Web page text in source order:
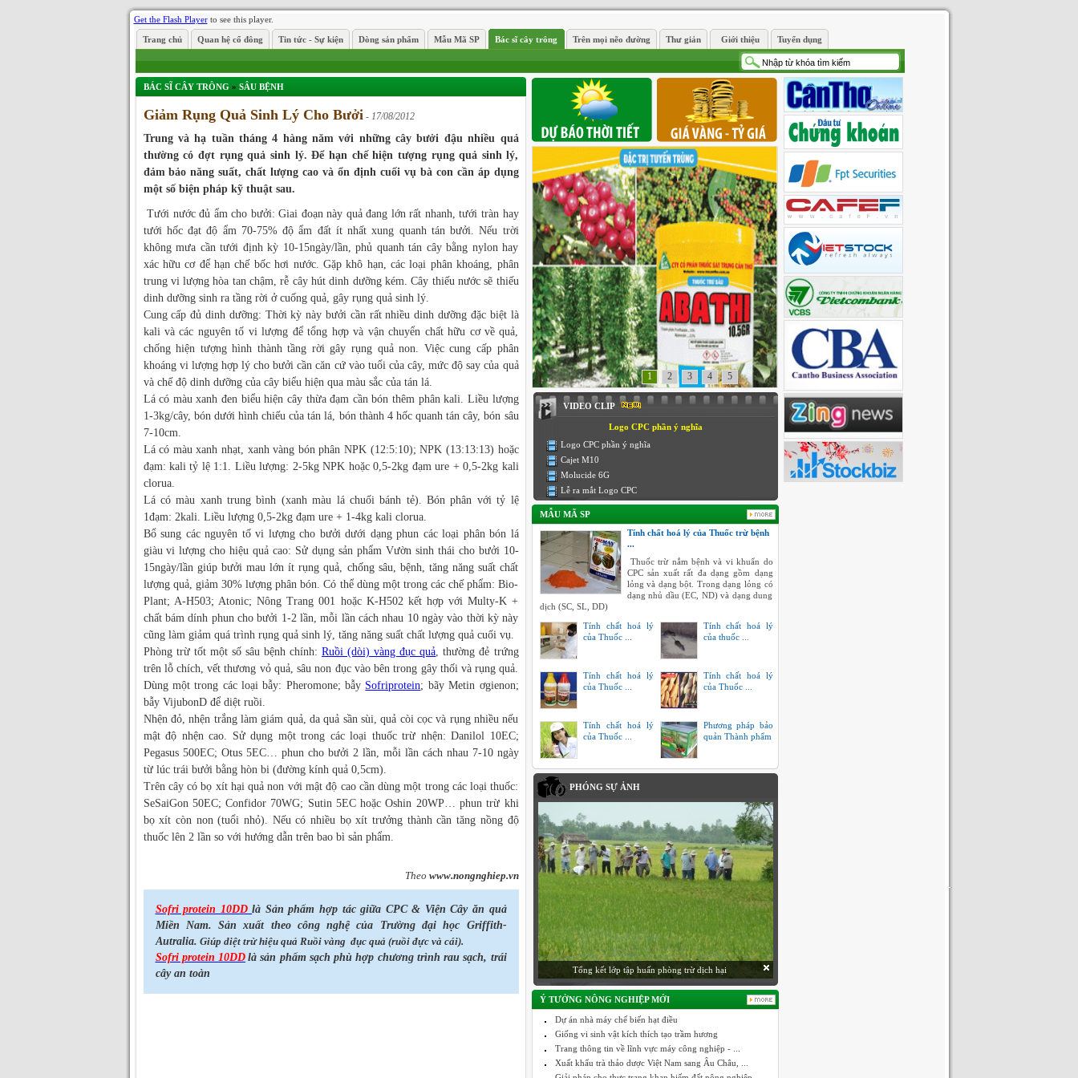
Get the Flash Playerto see this player.
Trang chủ Quan hệ cổ đông Tin tức - Sự kiện Dòng sản phẩm Mẫu Mã SP Bác sĩ cây trông Trên mọi nẽo đường Thư giản Giới thiệu Tuyển dụng
BÁC SĨ CÂY TRÔNG » SÂU BỆNH
Giảm Rụng Quả Sinh Lý Cho Bưởi- 17/08/2012
Trung và hạ tuần tháng 4 hàng năm với những cây bưởi đậu nhiều quả
thường có đợt rụng quả sinh lý. Để hạn chế hiện tượng rụng quả sinh lý,
đảm bảo năng suất, chất lượng cao và ổn định cuối vụ bà con cần áp dụng
một số biện pháp kỹ thuật sau.
Tưới nước đủ ẩm cho bưởi: Giai đoạn này quả đang lớn rất nhanh, tưới tràn hay
tưới hốc đạt độ ẩm 70-75% độ ẩm đất ít nhất xung quanh tán bưởi. Nếu trời
không mưa cần tưới định kỳ 10-15ngày/lần, phủ quanh tán cây bằng nylon hay
xác hữu cơ để hạn chế bốc hơi nước. Gặp khô hạn, các loại phân khoáng, phân
trung vi lượng hòa tan chậm, rễ cây hút dinh dưỡng kém. Cây thiếu nước sẽ thiếu
dinh dưỡng sinh ra tầng rời ở cuống quả, gây rụng quả sinh lý.
Cung cấp đủ dinh dưỡng: Thời kỳ này bưởi cần rất nhiều dinh dưỡng đặc biệt là
kali và các nguyên tố vi lượng để tổng hợp và vận chuyển chất hữu cơ về quả,
chống hiện tượng hình thành tầng rời gây rụng quả non. Việc cung cấp phân
khoáng vi lượng hợp lý cho bưởi cần căn cứ vào tuổi của cây, mức độ say của quả
và chế độ dinh dưỡng của cây biểu hiện qua màu sắc của tán lá.
Lá có màu xanh đen biểu hiện cây thừa đạm cần bón thêm phân kali. Liều lượng
1-3kg/cây, bón dưới hình chiếu của tán lá, bón thành 4 hốc quanh tán cây, bón sâu
7-10cm.
Lá có màu xanh nhạt, xanh vàng bón phân NPK (12:5:10); NPK (13:13:13) hoặc
đạm: kali tỷ lệ 1:1. Liều lượng: 2-5kg NPK hoặc 0,5-2kg đạm ure + 0,5-2kg kali
clorua.
Lá có màu xanh trung bình (xanh màu lá chuối bánh tẻ). Bón phân với tỷ lệ
1đạm: 2kali. Liều lượng 0,5-2kg đạm ure + 1-4kg kali clorua.
Bổ sung các nguyên tố vi lượng cho bưởi dưới dạng phun các loại phân bón lá
giàu vi lượng cho hiệu quả cao: Sử dụng sản phẩm Vườn sinh thái cho bưởi 10-
15ngày/lần giúp bưởi mau lớn ít rụng quả, chống sâu, bệnh, tăng năng suất chất
lượng quả, giảm 30% lượng phân bón. Có thể dùng một trong các chế phẩm: Bio-
Plant; A-H503; Atonic; Nông Trang 001 hoặc K-H502 kết hợp với Multy-K +
chất bám dính phun cho bưởi 1-2 lần, mỗi lần cách nhau 10 ngày vào thời kỳ này
cũng làm giảm quá trình rụng quả sinh lý, tăng năng suất chất lượng quả cuối vụ.
Phòng trừ tốt một số sâu bệnh chính:Ruồi (dòi) vàng đục quả, thường đẻ trứng
trên lỗ chích, vết thương vỏ quả, sâu non đục vào bên trong gây thối và rụng quả.
Dùng một trong các loại bẫy: Pheromone; bẫy Sofriprotein; bãy Metin ơgienon;
bẫy VijubonD để diệt ruồi.
Nhện đỏ, nhện trắng làm giám quả, da quả sần sùi, quả còi cọc và rụng nhiều nếu
mật độ nhện cao. Sử dụng một trong các loại thuốc trừ nhện: Danilol 10EC;
Pegasus 500EC; Otus 5EC… phun cho bưởi 2 lần, mỗi lần cách nhau 7-10 ngày
từ lúc trái bưởi bằng hòn bi (đường kính quả 0,5cm).
Trên cây có bọ xít hại quả non với mật độ cao cần dùng một trong các loại thuốc:
SeSaiGon 50EC; Confidor 70WG; Sutin 5EC hoặc Oshin 20WP… phun trừ khi
bọ xít còn non (tuổi nhỏ). Nếu có nhiều bọ xít trưởng thành cần tăng nồng độ
thuốc lên 2 lần so với hướng dẫn trên bao bì sản phẩm.
Theo www.nongnghiep.vn
Sofri protein 10DDlà Sản phẩm hợp tác giữa CPC & Viện Cây ăn quả
Miền Nam.Sản xuất theo công nghệ của Trường đại học Griffith-
Autralia. Giúp diệt trừ hiệu quả Ruồi vàng đục quả (ruồi đực và cái).
Sofri protein 10DD là sản phẩm sạch phù hợp chương trình rau sạch, trái
cây an toàn
1 2 3 4 5
VIDEO CLIP
Logo CPC phần ý nghĩa
Logo CPC phần ý nghĩa
Cajet M10
Molucide 6G
Lễ ra mắt Logo CPC
MẪU MÃ SP
Tính chất hoá lý của Thuốc trừ bệnh
...
Thuốc trừ nắm bệnh và vi khuẩn do
CPC sản xuất rất đa dạng gồm dạng
lỏng và dạng bột. Trong dạng lỏng có
dạng nhủ dầu (EC, ND) và dạng dung
dịch (SC, SL, DD)
Tính chất hoá lý
của Thuốc ...
Tính chất hoá lý
của thuốc ...
Tính chất hoá lý
của Thuốc ...
Tính chất hoá lý
của Thuốc ...
Tính chất hoá lý
của Thuốc ...
Phương pháp bảo
quản Thành phẩm
PHÓNG SỰ ẢNH
Tổng kết lớp tập huấn phòng trừ dịch hại
Ý TƯỞNG NÔNG NGHIỆP MỚI
Dự án nhà máy chế biến hạt điều
Giống vi sinh vật kích thích tạo trầm hương
Trang thông tin về lĩnh vực máy công nghiệp - ...
Xuất khẩu trà thảo dược Việt Nam sang Âu Châu, ...